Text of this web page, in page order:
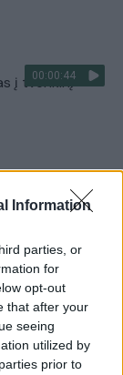
Information
parties, or
for
opt-out
that after your
seeing
utilized by
prior to
00:00:44
į tvenkinį
00:00:57
darbo